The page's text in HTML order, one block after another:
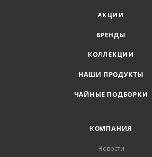
АКЦИИ
БРЕНДЫ
КОЛЛЕКЦИИ
НАШИ ПРОДУКТЫ
ЧАЙНЫЕ ПОДБОРКИ
КОМПАНИЯ
Новости